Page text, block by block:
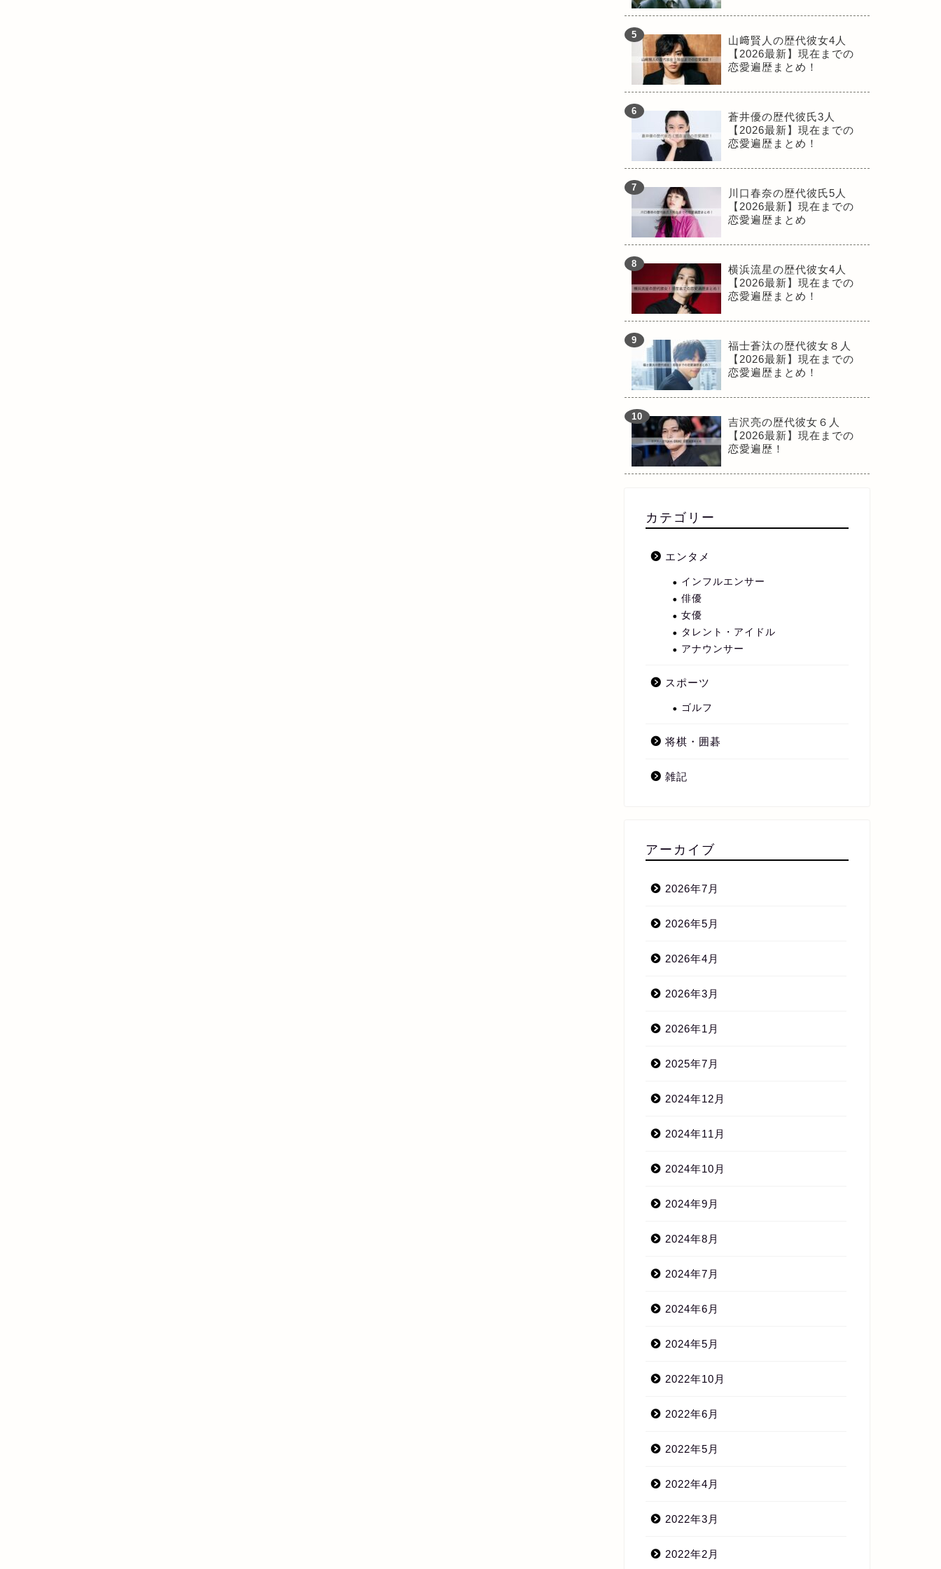
山﨑賢人の歴代彼女4人
【2026最新】現在までの
恋愛遍歴まとめ！
蒼井優の歴代彼氏3人
【2026最新】現在までの
恋愛遍歴まとめ！
川口春奈の歴代彼氏5人
【2026最新】現在までの
恋愛遍歴まとめ
横浜流星の歴代彼女4人
【2026最新】現在までの
恋愛遍歴まとめ！
福士蒼汰の歴代彼女８人
【2026最新】現在までの
恋愛遍歴まとめ！
吉沢亮の歴代彼女６人
【2026最新】現在までの
恋愛遍歴！
カテゴリー
エンタメ
インフルエンサー
俳優
女優
タレント・アイドル
アナウンサー
スポーツ
ゴルフ
将棋・囲碁
雑記
アーカイブ
2026年7月
2026年5月
2026年4月
2026年3月
2026年1月
2025年7月
2024年12月
2024年11月
2024年10月
2024年9月
2024年8月
2024年7月
2024年6月
2024年5月
2022年10月
2022年6月
2022年5月
2022年4月
2022年3月
2022年2月